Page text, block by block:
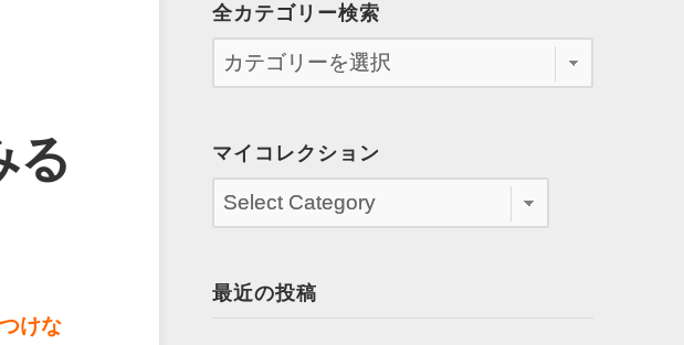
る
けな
全カテゴリー検索
マイコレクション
最近の投稿